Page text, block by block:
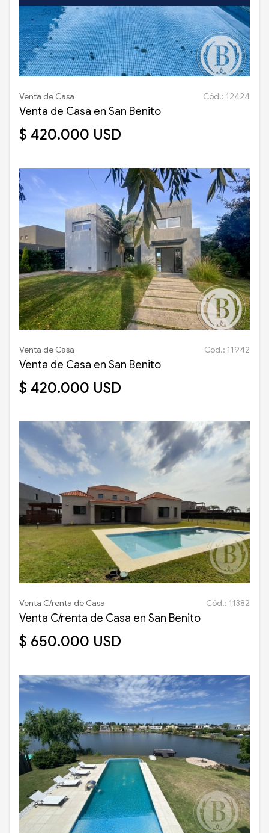
Venta de Casa Cód.: 12424
Venta de Casa en San Benito
$ 420.000 USD
Venta de Casa Cód.: 11942
Venta de Casa en San Benito
$ 420.000 USD
Venta C/renta de Casa Cód.: 11382
Venta C/renta de Casa en San Benito
$ 650.000 USD